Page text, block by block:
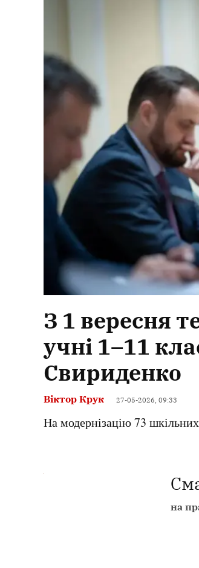
З 1 вересня
учні 1–11
Свириденко
Віктор Крук 27-05-2026, 09:33
На модернізацію 73
на